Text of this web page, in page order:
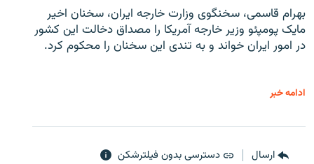
بهرام قاسمی، سخنگوی وزارت خارجه ایران، سخنان اخیر
مایک پومپئو وزیر خارجه آمریکا را مصداق دخالت این کشور
در امور ایران خواند و به تندی این سخنان را محکوم کرد.
ادامه خبر
ارسال دسترسی بدون فیلترشکن